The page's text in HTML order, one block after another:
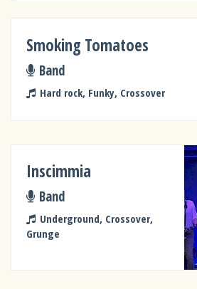
Smoking Tomatoes
Band
Hard rock, Funky, Crossover
Inscimmia
Band
Underground, Crossover,
Grunge